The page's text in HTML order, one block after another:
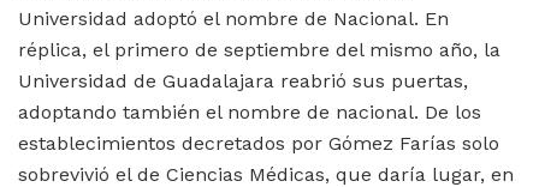
Universidad adoptó el nombre de Nacional. En
réplica, el primero de septiembre del mismo año, la
Universidad de Guadalajara reabrió sus puertas,
adoptando también el nombre de nacional. De los
establecimientos decretados por Gómez Farías solo
sobrevivió el de Ciencias Médicas, que daría lugar, en